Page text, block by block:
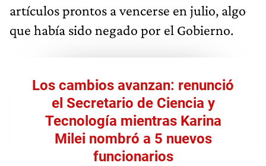
artículos prontos a vencerse en julio, algo
que había sido negado por el Gobierno.
Los cambios avanzan: renunció
el Secretario de Ciencia y
Tecnología mientras Karina
Milei nombró a 5 nuevos
funcionarios